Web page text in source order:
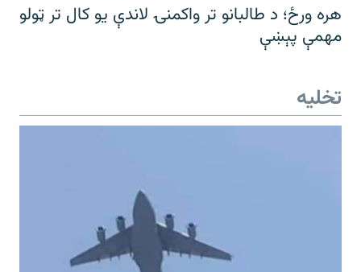
هره ورځ؛ د طالبانو تر واکمنۍ لاندې یو کال تر ټولو
مهمې پېښې
تخلیه